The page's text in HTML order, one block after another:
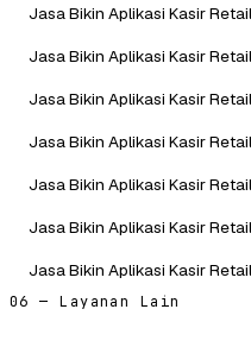
Jasa Bikin Aplikasi Kasir
Jasa Bikin Aplikasi Kasir
Jasa Bikin Aplikasi Kasir
Jasa Bikin Aplikasi Kasir
Jasa Bikin Aplikasi Kasir
Jasa Bikin Aplikasi Kasir
Jasa Bikin Aplikasi Kasir
06 — Layanan Lain